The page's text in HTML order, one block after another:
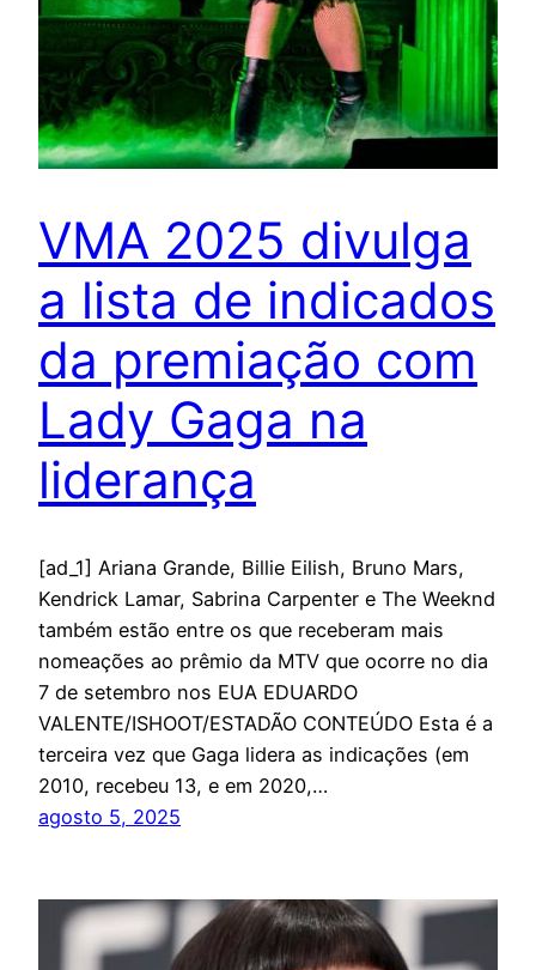
VMA 2025 divulga
a lista de indicados
da premiação com
Lady Gaga na
liderança
[ad_1] Ariana Grande, Billie Eilish, Bruno Mars,
Kendrick Lamar, Sabrina Carpenter e The Weeknd
também estão entre os que receberam mais
nomeações ao prêmio da MTV que ocorre no dia
7 de setembro nos EUA EDUARDO
VALENTE/ISHOOT/ESTADÃO CONTEÚDO Esta é a
terceira vez que Gaga lidera as indicações (em
2010, recebeu 13, e em 2020,…
agosto 5, 2025